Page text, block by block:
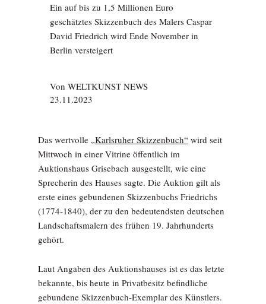
Ein auf bis zu 1,5 Millionen Euro
geschätztes Skizzenbuch des Malers Caspar
David Friedrich wird Ende November in
Berlin versteigert
Von WELTKUNST NEWS
23.11.2023
Das wertvolle „Karlsruher Skizzenbuch“ wird seit
Mittwoch in einer Vitrine öffentlich im
Auktionshaus Grisebach ausgestellt, wie eine
Sprecherin des Hauses sagte. Die Auktion gilt als
erste eines gebundenen Skizzenbuchs Friedrichs
(1774-1840), der zu den bedeutendsten deutschen
Landschaftsmalern des frühen 19. Jahrhunderts
gehört.
Laut Angaben des Auktionshauses ist es das letzte
bekannte, bis heute in Privatbesitz befindliche
gebundene Skizzenbuch-Exemplar des Künstlers.